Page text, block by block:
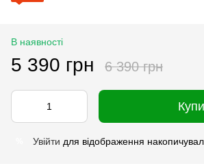
В наявності
5 390 грн 6 390 грн
Увійти для відображення